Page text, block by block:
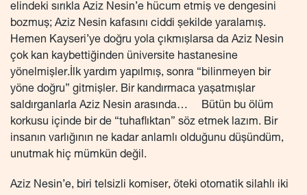
elindeki sırıkla Aziz Nesin’e hücum etmiş ve dengesini
bozmuş; Aziz Nesin kafasını ciddi şekilde yaralamış.
Hemen Kayseri’ye doğru yola çıkmışlarsa da Aziz Nesin
çok kan kaybettiğinden üniversite hastanesine
yönelmişler.İlk yardım yapılmış, sonra “bilinmeyen bir
yöne doğru” gitmişler. Bir kandırmaca yaşatmışlar
saldırganlarla Aziz Nesin arasında… Bütün bu ölüm
korkusu içinde bir de “tuhaflıktan” söz etmek lazım. Bir
insanın varlığının ne kadar anlamlı olduğunu düşündüm,
unutmak hiç mümkün değil.
Aziz Nesin’e, biri telsizli komiser, öteki otomatik silahlı iki